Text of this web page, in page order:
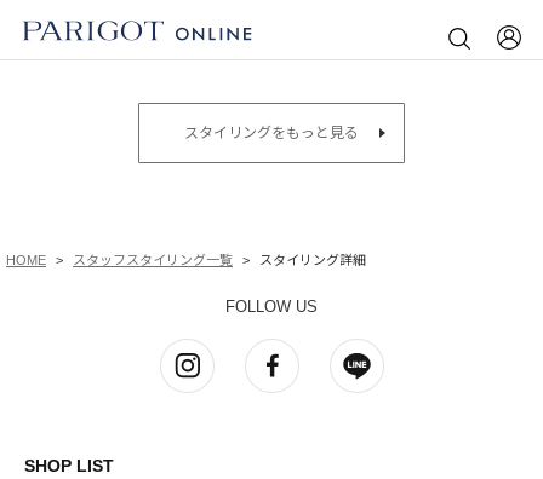
スタイリングをもっと見る
HOME スタッフスタイリング一覧 スタイリング詳細
FOLLOW US
SHOP LIST